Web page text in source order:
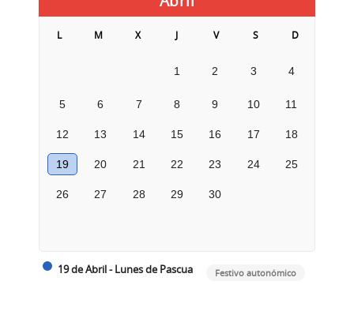
L M X J V S D
1 2 3 4
5 6 7 8 9 10 11
12 13 14 15 16 17 18
19 20 21 22 23 24 25
26 27 28 29 30
19 de Abril - Lunes de Pascua Festivo autonómico